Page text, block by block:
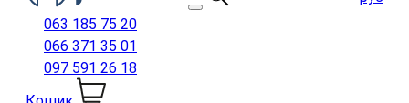
063 185 75 20
066 371 35 01
097 591 26 18